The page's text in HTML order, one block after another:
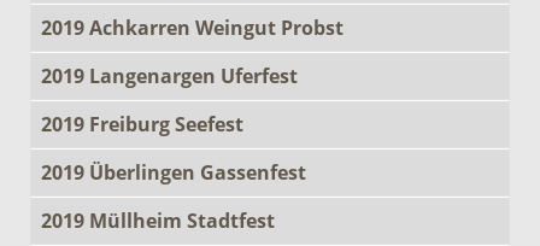
2019 Achkarren Weingut Probst
2019 Langenargen Uferfest
2019 Freiburg Seefest
2019 Überlingen Gassenfest
2019 Müllheim Stadtfest